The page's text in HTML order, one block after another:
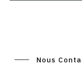
Nous